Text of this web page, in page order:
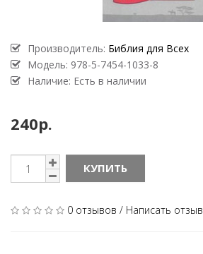
Производитель: Библия для Всех
Модель: 978-5-7454-1033-8
Наличие: Есть в наличии
240р.
КУПИТЬ
0 отзывов / Написать отзыв